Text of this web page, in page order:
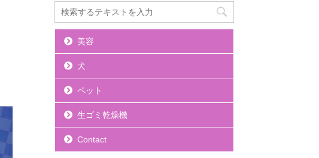
美容
犬
ペット
生ゴミ乾燥機
Contact